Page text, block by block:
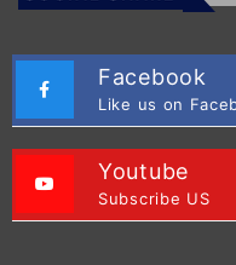
Facebook
Like us on
Youtube
Subscribe US